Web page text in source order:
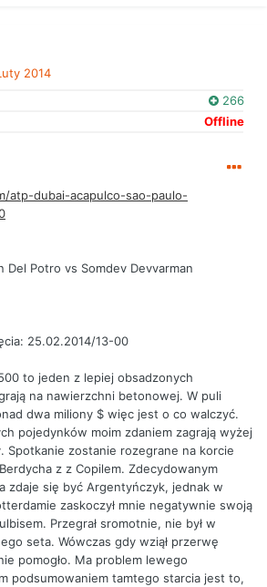
2014
266
Offline
atp-dubai-acapulco-sao-paulo-
Del Potro vs Somdev Devvarman
25.02.2014/13-00
to jeden z lepiej obsadzonych
na nawierzchni betonowej. W puli
dwa miliony $ więc jest o co walczyć.
pojedynków moim zdaniem zagrają wyżej
Spotkanie zostanie rozegrane na korcie
z z Copilem. Zdecydowanym
zdaje się być Argentyńczyk, jednak w
zaskoczył mnie negatywnie swoją
Przegrał sromotnie, nie był w
seta. Wówczas gdy wziął przerwę
pomogło. Ma problem lewego
podsumowaniem tamtego starcia jest to,